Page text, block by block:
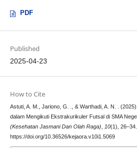
PDF
Published
2025-04-23
How to Cite
Astuti, A. M., Jariono, G. ., & Warthadi, A. N. .
dalam Mengikuti Ekstrakurikuler Futsal di SMA
(Kesehatan Jasmani Dan Olah Raga)
10(1), 26–34.
https://doi.org/10.36526/kejaora.v10i1.5069